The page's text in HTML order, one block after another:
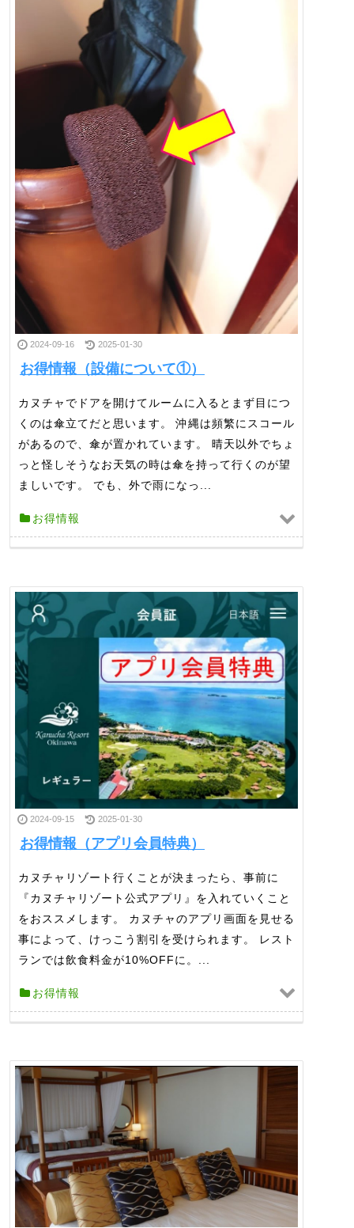
2024-09-16 2025-01-30
お得情報（設備について①）
カヌチャでドアを開けてルームに入るとまず目につ
くのは傘立てだと思います。 沖縄は頻繁にスコール
があるので、傘が置かれています。 晴天以外でちょ
っと怪しそうなお天気の時は傘を持って行くのが望
ましいです。 でも、外で雨になっ...
お得情報
2024-09-15 2025-01-30
お得情報（アプリ会員特典）
カヌチャリゾート行くことが決まったら、事前に
『カヌチャリゾート公式アプリ』を入れていくこと
をおススメします。 カヌチャのアプリ画面を見せる
事によって、けっこう割引を受けられます。 レスト
ランでは飲食料金が10%OFFに。...
お得情報